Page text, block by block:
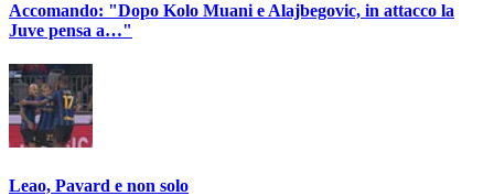
Accomando: "Dopo Kolo Muani e Alajbegovic, in attacco la
Juve pensa a…"
Leao, Pavard e non solo